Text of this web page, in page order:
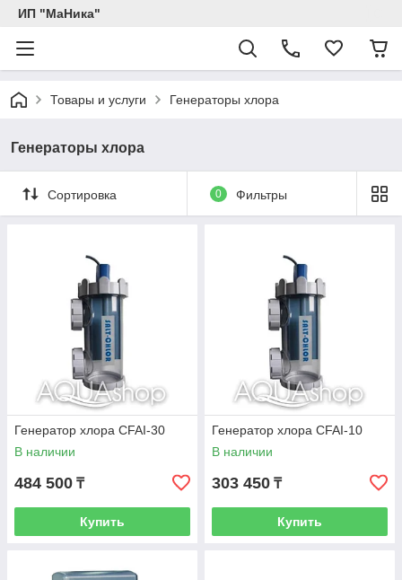
ИП "МаНика"
Товары и услуги Генераторы хлора
Генераторы хлора
Сортировка 0 Фильтры
Генератор хлора CFAI-30
В наличии
484 500 ₸
Купить
Генератор хлора CFAI-10
В наличии
303 450 ₸
Купить